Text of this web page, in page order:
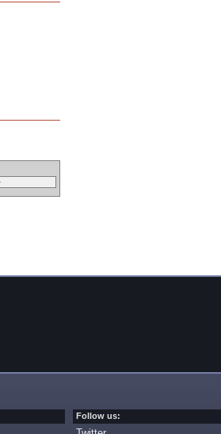
Follow us: